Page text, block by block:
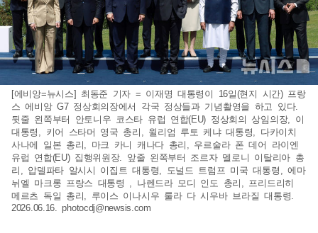
[에비앙=뉴시스] 최동준 기자 = 이재명 대통령이 16일(현지 시간) 프랑
스 에비앙 G7 정상회의장에서 각국 정상들과 기념촬영을 하고 있다.
뒷줄 왼쪽부터 안토니우 코스타 유럽 연합(EU) 정상회의 상임의장, 이
대통령, 키어 스타머 영국 총리, 윌리엄 루토 케냐 대통령, 다카이치
사나에 일본 총리, 마크 카니 캐나다 총리, 우르술라 폰 데어 라이엔
유럽 연합(EU) 집행위원장. 앞줄 왼쪽부터 조르자 멜로니 이탈리아 총
리, 압델파타 알시시 이집트 대통령, 도널드 트럼프 미국 대통령, 에마
뉘엘 마크롱 프랑스 대통령 , 나렌드라 모디 인도 총리, 프리드리히
메르츠 독일 총리, 루이스 이나시우 룰라 다 시우바 브라질 대통령.
2026.06.16.photocdj@newsis.com